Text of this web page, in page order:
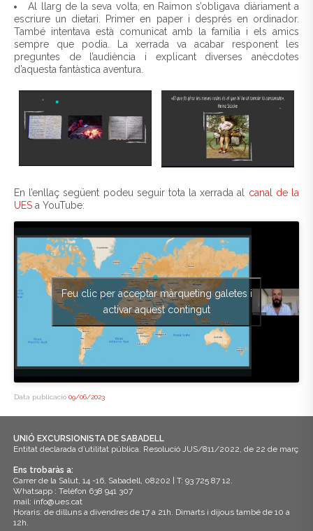
Al llarg de la seva volta, en Raimon s’obligava diàriament a
escriure un dietari. Primer en paper i després en ordinador.
També intentava està comunicat amb la família i els amics
sempre que podia. La xerrada va acabar responent les
preguntes de l’audiència i explicant diverses anècdotes
d’aquesta fantàstica aventura.
En l’enllaç següent podeu seguir tota la xerrada al canal de la
UES a YouTube:
Feu clic per acceptar màrqueting galetes i
activar aquest contingut
Data publicació 09/06/2023
UNIÓ EXCURSIONISTA DE SABADELL
Entitat declarada d’utilitat pública. Resolució JUS/811/2022, de 22 de març
Ens trobaràs a:
Carrer de la Salut, 14 -16, Sabadell, 08202 | T: 93 725 87 12.
Whatsapp : Telèfon 638 941 307
mail: info@ues.cat
Horaris: de dilluns a divendres de 17 a 21h. Dimarts i dijous també de 10 a
12h.